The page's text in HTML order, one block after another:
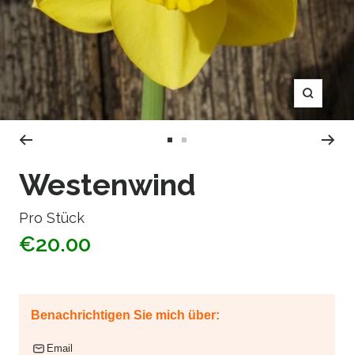
Zoom
1
2
Westenwind
Pro Stück
€20.00
Benachrichtigen Sie mich über:
Email